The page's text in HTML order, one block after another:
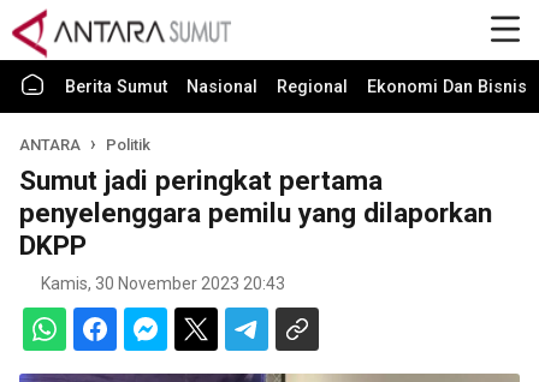
Berita Sumut Nasional Regional Ekonomi Dan Bisnis
ANTARA Politik
Sumut jadi peringkat pertama
penyelenggara pemilu yang dilaporkan
DKPP
Kamis, 30 November 2023 20:43